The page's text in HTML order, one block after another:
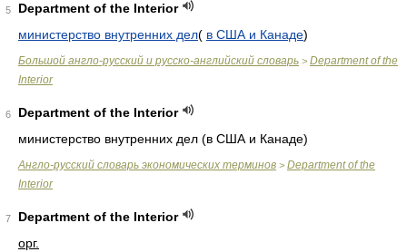
5
Department of the Interior
министерство внутренних дел( в США и Канаде)
Большой англо-русский и русско-английский словарь > Department of the
Interior
6
Department of the Interior
министерство внутренних дел (в США и Канаде)
Англо-русский словарь экономических терминов > Department of the
Interior
7
Department of the Interior
орг.